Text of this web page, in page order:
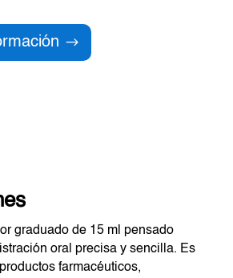
graduado de 15 ml pensado
oral precisa y sencilla. Es
farmacéuticos,